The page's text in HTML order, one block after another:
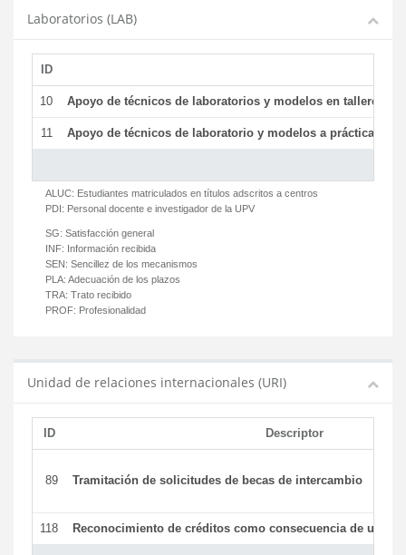
Laboratorios (LAB)
ID
10 Apoyo de técnicos de laboratorios y modelos en talleres/
11 Apoyo de técnicos de laboratorio y modelos a prácticas y
ALUC: Estudiantes matriculados en títulos adscritos a centros
PDI: Personal docente e investigador de la UPV
SG: Satisfacción general
INF: Información recibida
SEN: Sencillez de los mecanismos
PLA: Adecuación de los plazos
TRA: Trato recibido
PROF: Profesionalidad
Unidad de relaciones internacionales (URI)
ID Descriptor
89 Tramitación de solicitudes de becas de intercambio
118 Reconocimiento de créditos como consecuencia de un